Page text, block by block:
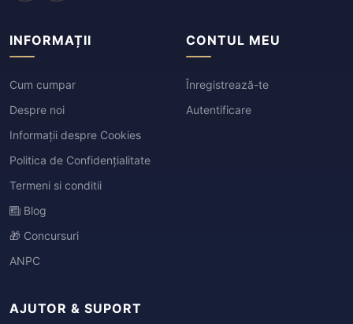
INFORMAȚII
Cum cumpar
Despre noi
Informații despre Cookies
Politica de Confidențialitate
Termeni si conditii
Blog
🎁 Concursuri
ANPC
CONTUL MEU
Înregistrează-te
Autentificare
AJUTOR & SUPORT